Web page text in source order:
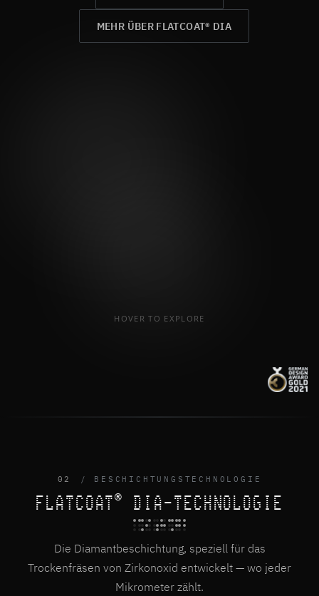
MEHR ÜBER FLATCOAT® DIA
02 BESCHICHTUNGSTECHNOLOGIE
FLATCOAT® DIA-TECHNOLOGIE
Die Diamantbeschichtung, speziell für das
Trockenfräsen von Zirkonoxid entwickelt — wo jeder
Mikrometer zählt.